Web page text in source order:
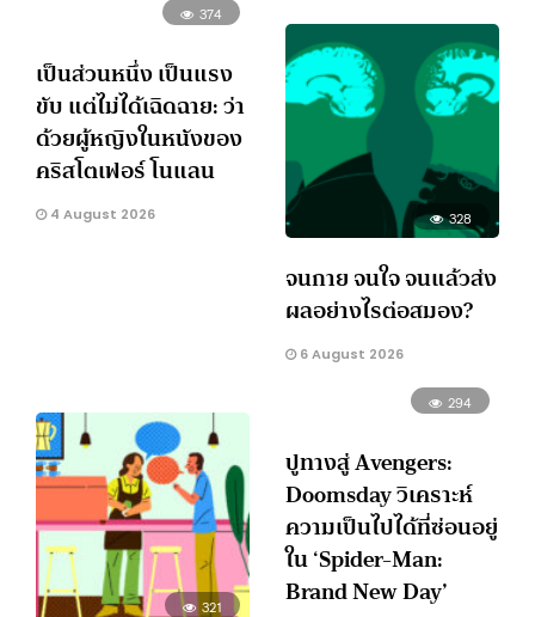
374
เป็นส่วนหนึ่ง เป็นแรง
ขับ แต่ไม่ได้เฉิดฉาย: ว่า
ด้วยผู้หญิงในหนังของ
คริสโตเฟอร์ โนแลน
4 August 2026 328
จนกาย จนใจ จนแล้วส่ง
ผลอย่างไรต่อสมอง?
6 August 2026
321
294
ปูทางสู่ Avengers:
Doomsday วิเคราะห์
ความเป็นไปได้ที่ซ่อนอยู่
ใน ‘Spider-Man:
Brand New Day’